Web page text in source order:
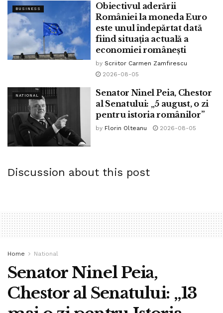
BUSINESS
Obiectivul aderării
României la moneda Euro
este unul îndepărtat dată
fiind situația actuală a
economiei românești
by Scriitor Carmen Zamfirescu
2026-08-05
NATIONAL
Senator Ninel Peia, Chestor
al Senatului: „5 august, o zi
pentru istoria românilor”
by Florin Olteanu 2026-08-05
Discussion about this post
Home National
Senator Ninel Peia,
Chestor al Senatului: „13